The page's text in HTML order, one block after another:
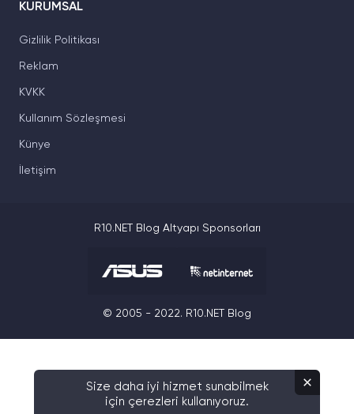
KURUMSAL
Gizlilik Politikası
Reklam
KVKK
Kullanım Sözleşmesi
Künye
İletişim
R10.NET Blog Altyapı Sponsorları
© 2005 - 2022. R10.NET Blog
Size daha iyi hizmet sunabilmek
için çerezleri kullanıyoruz.